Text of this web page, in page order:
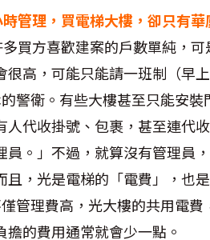
管理，買電梯大樓，卻只有
買方喜歡建案的戶數單純，
高，可能只能請一班制（早
警衛。有些大樓甚至只能安
代收掛號、包裹，甚至連代
。」不過，就算沒有管理員
，光是電梯的「電費」，也
管理費高，光大樓的共用電
的費用通常就會少一點。